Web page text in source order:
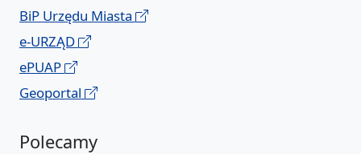
BiP Urzędu Miasta
e-URZĄD
ePUAP
Geoportal
Polecamy